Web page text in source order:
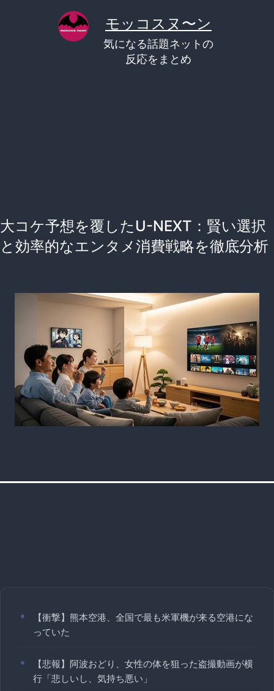
モッコスヌ〜ン
気になる話題ネットの
反応をまとめ
大コケ予想を覆したU-NEXT：賢い選択
と効率的なエンタメ消費戦略を徹底分析
【衝撃】熊本空港、全国で最も米軍機が来る空港にな
っていた
【悲報】阿波おどり、女性の体を狙った盗撮動画が横
行「悲しいし、気持ち悪い」